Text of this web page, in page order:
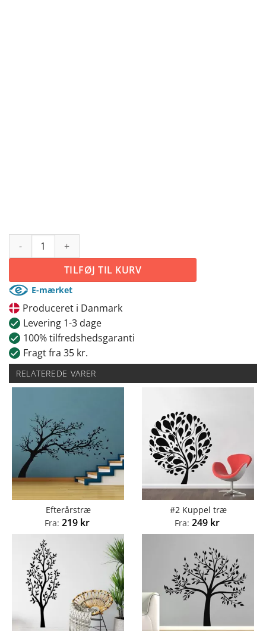
Træ antal
TILFØJ TIL KURV
E-mærket
Produceret i Danmark
Levering 1-3 dage
100% tilfredshedsgaranti
Fragt fra 35 kr.
RELATEREDE VARER
Efterårstræ
Fra: 219 kr
#2 Kuppel træ
Fra: 249 kr